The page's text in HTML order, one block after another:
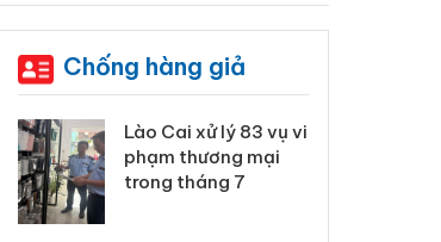
Chống hàng giả
Lào Cai xử lý 83 vụ vi
phạm thương mại
trong tháng 7